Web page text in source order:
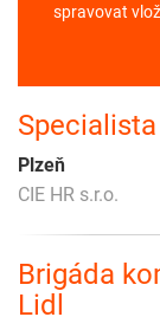
spravovat
Plzeň
CIE HR s.r.o.
Brigáda
Lidl